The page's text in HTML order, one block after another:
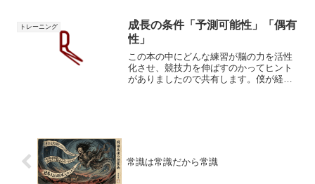
よと説きます。ボクシングな...
トレーニング
成長の条件「予測可能性」「偶有
性」
この本の中にどんな練習が脳の力を活性
化させ、競技力を伸ばすのかってヒント
がありましたので共有します。僕が経験
常識は常識だから常識